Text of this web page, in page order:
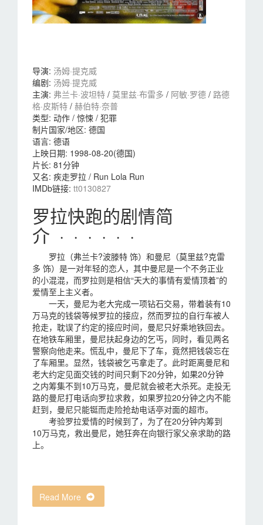
导演: 汤姆·提克威
编剧: 汤姆·提克威
主演: 弗兰卡·波坦特 / 莫里兹·布雷多 / 阿敏·罗德 / 路德
格·皮斯特 / 赫伯特·奈普
类型: 动作 / 惊悚 / 犯罪
制片国家/地区: 德国
语言: 德语
上映日期: 1998-08-20(德国)
片长: 81分钟
又名: 疾走罗拉 / Run Lola Run
IMDb链接: tt0130827
罗拉快跑的剧情简
介 · · · · · ·
罗拉（弗兰卡?波滕特 饰）和曼尼（莫里兹?克雷
多 饰）是一对年轻的恋人，其中曼尼是一个不务正业
的小混混，而罗拉则是相信“天大的事情有爱情顶着”的
爱情至上主义者。
一天，曼尼为老大完成一项钻石交易，带着装有10
万马克的钱袋等候罗拉的接应，然而罗拉的自行车被人
抢走，耽误了约定的接应时间，曼尼只好乘地铁回去。
在地铁车厢里，曼尼扶起身边的乞丐，同时，看见两名
警察向他走来。慌乱中，曼尼下了车，竟然把钱袋忘在
了车厢里。显然，钱袋被乞丐拿走了。此时距离曼尼和
老大约定见面交钱的时间只剩下20分钟，如果20分钟
之内筹集不到10万马克，曼尼就会被老大杀死。走投无
路的曼尼打电话向罗拉求救，如果罗拉20分钟之内不能
赶到，曼尼只能铤而走险抢劫电话亭对面的超市。
考验罗拉爱情的时候到了，为了在20分钟内筹到
10万马克，救出曼尼，她狂奔在向银行家父亲求助的路
上。
Read More